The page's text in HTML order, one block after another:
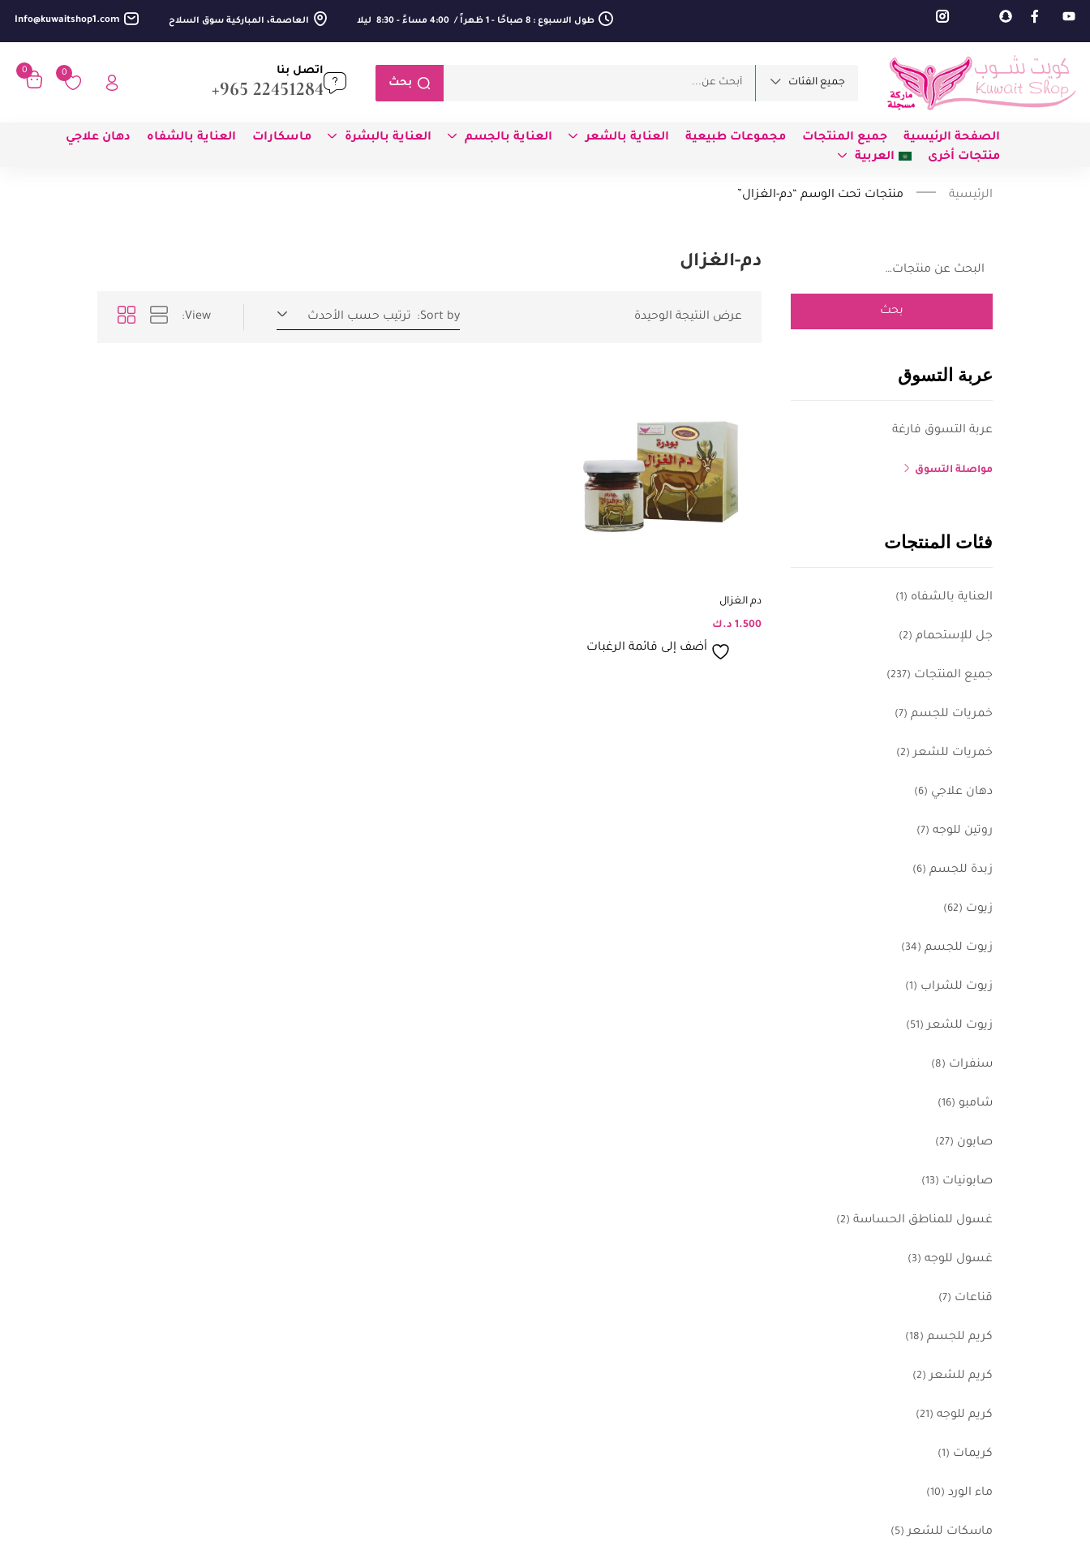
طول الاسبوع : 8 صباحًا - 1 ظهراً / 4:00 مساءً - 8:30 ليلا العاصمة، المباركية سوق السلاح Info@kuwaitshop1.com
جميع الفئات بحث
اتصل بنا
22451284 965+
0
0
الصفحة الرئيسية جميع المنتجات مجموعات طبيعية العناية بالشعر العناية بالجسم العناية بالبشرة ماسكارات العناية بالشفاه
دهان علاجي
منتجات أخرى
العربية
الرئيسية منتجات تحت الوسم “دم-الغزال”
بحث
عربة التسوق
عربة التسوق فارغة
مواصلة التسوق
فئات المنتجات
العناية بالشفاه (1)
جل للإستحمام (2)
جميع المنتجات (237)
خمريات للجسم (7)
خمريات للشعر (2)
دهان علاجي (6)
روتين للوجه (7)
زبدة للجسم (6)
زيوت (62)
زيوت للجسم (34)
زيوت للشراب (1)
زيوت للشعر (51)
سنفرات (8)
شامبو (16)
صابون (27)
صابونيات (13)
غسول للمناطق الحساسة (2)
غسول للوجه (3)
قناعات (7)
كريم للجسم (18)
كريم للشعر (2)
كريم للوجه (21)
كريمات (1)
ماء الورد (10)
ماسكات للشعر (5)
دم-الغزال
عرض النتيجة الوحيدة Sort by: ترتيب حسب الأحدث View:
دم الغزال
1.500 د.ك
أضف إلى قائمة الرغبات